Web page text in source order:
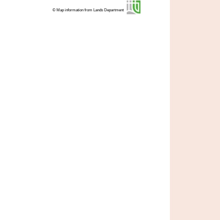
© Map information from Lands Department